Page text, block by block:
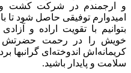
و ارجمندم در شرکت کشت و
امیدوارم توفیقی حاصل شود
بتوانیم با تقویت اراده و
خویش را در رحمت حضرتش
کریمانه‌اش اندوخته‌ای گرانبها
سلامت و پایدار باشید.